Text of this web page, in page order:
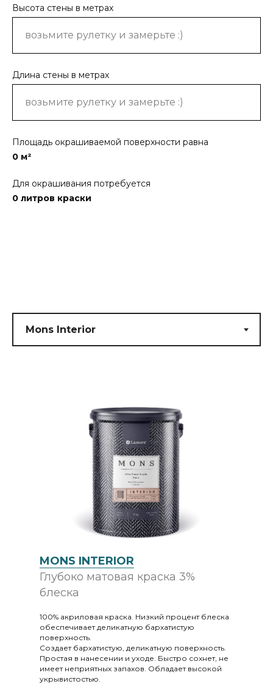
Высота стены в метрах
Длина стены в метрах
Площадь окрашиваемой поверхности равна
0 м²
Для окрашивания потребуется
0 литров краски
MONS INTERIOR
Глубоко матовая краска 3%
блеска
100% акриловая краска. Низкий процент блеска
обеспечивает деликатную бархатистую
поверхность.
Создает бархатистую, деликатную поверхность.
Простая в нанесении и уходе. Быстро сохнет, не
имеет неприятных запахов. Обладает высокой
укрывистостью.